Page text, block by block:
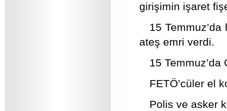
girişimin işaret
15
ateş emri verdi.
15
FETÖ’cüler el
Polis ve asker